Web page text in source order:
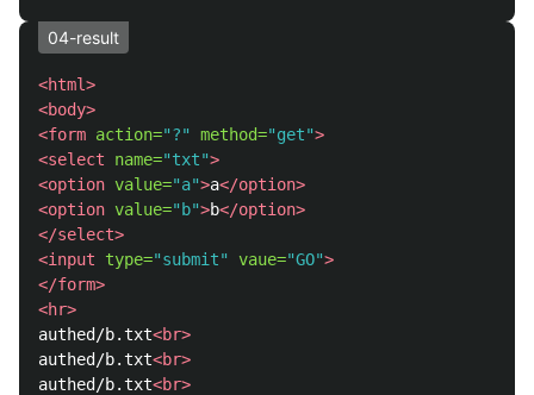
04-result
<html>
<body>
<form action="?" method="get">
<select
name="txt">
<option value="a">a</option>
<option value="b">b</option>
</select>
<input
type="submit" vaue="GO">
</form>
<hr>
authed/b.txt<br>
authed/b.txt<br>
authed/b.txt<br>